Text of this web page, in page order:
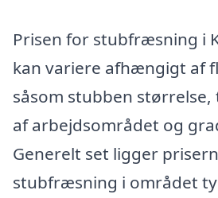
Prisen for stubfræsning i
kan variere afhængigt af
såsom stubben
af arbejdsområdet og
Generelt set ligger
stubfræsning i området